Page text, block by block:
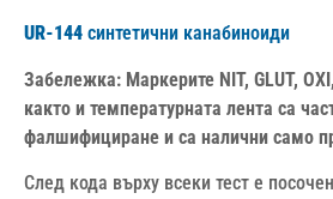
UR-144 синтетични канабиноиди
Забележка: Маркерите NIT, GLUT,
както и температурната лента са
фалшифициране и са налични само
След кода върху всеки тест е